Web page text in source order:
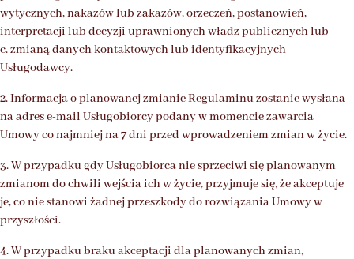
wytycznych, nakazów lub zakazów, orzeczeń, postanowień,
interpretacji lub decyzji uprawnionych władz publicznych lub
c. zmianą danych kontaktowych lub identyfikacyjnych
Usługodawcy.
2. Informacja o planowanej zmianie Regulaminu zostanie wysłana
na adres e-mail Usługobiorcy podany w momencie zawarcia
Umowy co najmniej na 7 dni przed wprowadzeniem zmian w życie.
3. W przypadku gdy Usługobiorca nie sprzeciwi się planowanym
zmianom do chwili wejścia ich w życie, przyjmuje się, że akceptuje
je, co nie stanowi żadnej przeszkody do rozwiązania Umowy w
przyszłości.
4. W przypadku braku akceptacji dla planowanych zmian,